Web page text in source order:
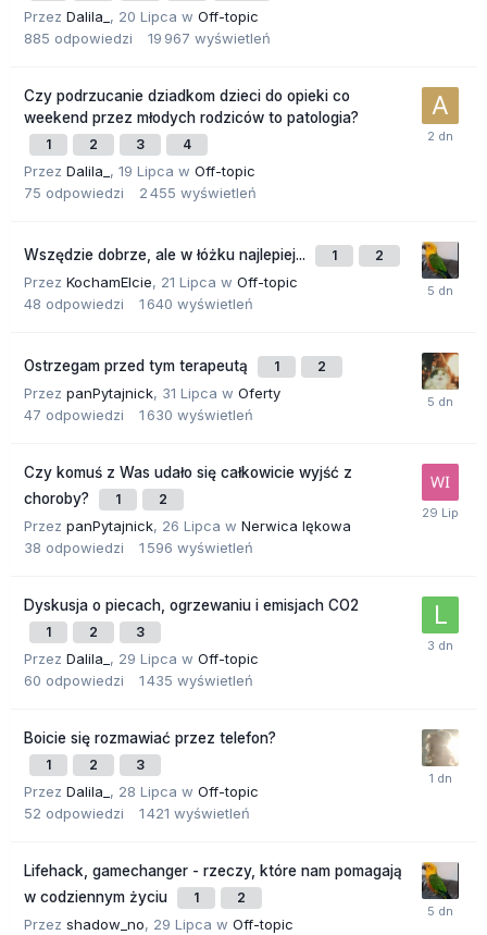
Przez Dalila_ , 20 Lipca w Off-topic
885 odpowiedzi 19 967 wyświetleń
Czy podrzucanie dziadkom dzieci do opieki co
weekend przez młodych rodziców to patologia?
1 2 3 4
Przez Dalila_ , 19 Lipca w Off-topic
75 odpowiedzi 2 455 wyświetleń
Wszędzie dobrze, ale w łóżku najlepiej... 1 2
Przez KochamElcie, 21 Lipca w Off-topic
48 odpowiedzi 1 640 wyświetleń
Ostrzegam przed tym terapeutą 1 2
Przez panPytajnick, 31 Lipca w Oferty
47 odpowiedzi 1 630 wyświetleń
Czy komuś z Was udało się całkowicie wyjść z
choroby?
1 2
Przez panPytajnick, 26 Lipca w Nerwica lękowa
38 odpowiedzi 1 596 wyświetleń
Dyskusja o piecach, ogrzewaniu i emisjach CO2
1 2 3
Przez Dalila_ , 29 Lipca w Off-topic
60 odpowiedzi 1 435 wyświetleń
Boicie się rozmawiać przez telefon?
1 2 3
Przez Dalila_ , 28 Lipca w Off-topic
52 odpowiedzi 1 421 wyświetleń
Lifehack, gamechanger - rzeczy, które nam pomagają
w codziennym życiu
1 2
Przez shadow_no, 29 Lipca w Off-topic